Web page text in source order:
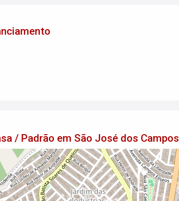
/ Padrão em São José dos Campos